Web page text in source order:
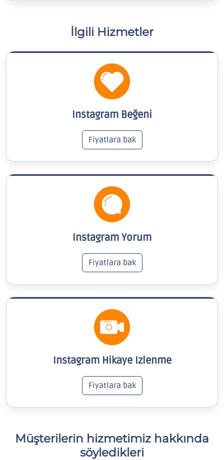
İlgili Hizmetler
Instagram Beğeni
Fiyatlara bak
Instagram Yorum
Fiyatlara bak
Instagram Hikaye Izlenme
Fiyatlara bak
Müşterilerin hizmetimiz hakkında
söyledikleri